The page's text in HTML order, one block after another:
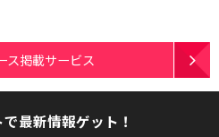
ス掲載サービス
最新情報ゲット！